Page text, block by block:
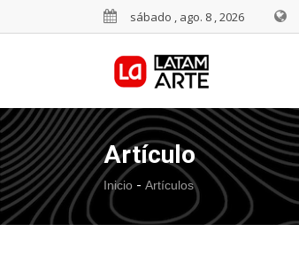
sábado , ago. 8 , 2026
Artículo
Inicio - Artículos